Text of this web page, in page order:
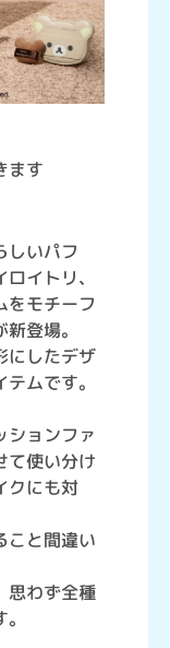
ます
しいパフ
イトリ、
をモチーフ
登場。
にしたデザ
ムです。
ションファ
て使い分け
クにも対
こと間違い
思わず全種